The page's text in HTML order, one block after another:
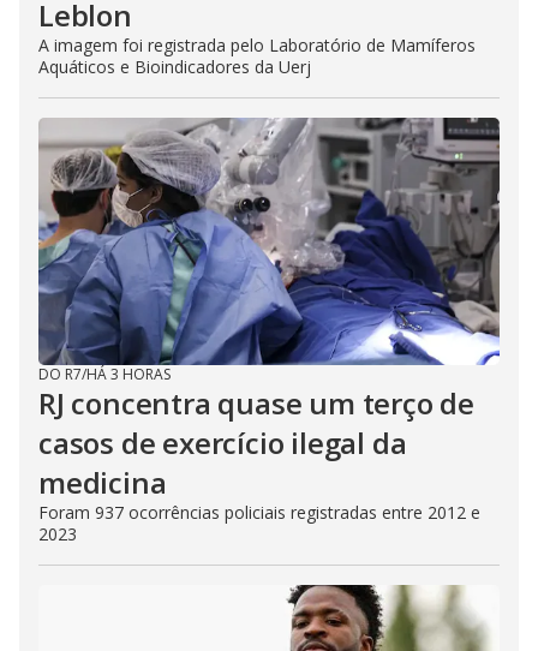
Leblon
A imagem foi registrada pelo Laboratório de Mamíferos
Aquáticos e Bioindicadores da Uerj
DO R7/HÁ 3 HORAS
RJ concentra quase um terço de
casos de exercício ilegal da
medicina
Foram 937 ocorrências policiais registradas entre 2012 e
2023